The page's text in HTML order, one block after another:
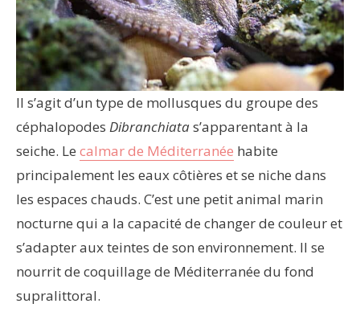
Il s’agit d’un type de mollusques du groupe des
céphalopodes Dibranchiatas’apparentant à la
seiche. Le calmar de Méditerranée habite
principalement les eaux côtières et se niche dans
les espaces chauds. C’est une petit animal marin
nocturne qui a la capacité de changer de couleur et
s’adapter aux teintes de son environnement. Il se
nourrit de coquillage de Méditerranée du fond
supralittoral.